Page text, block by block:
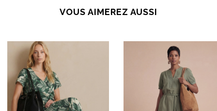
VOUS AIMEREZ AUSSI